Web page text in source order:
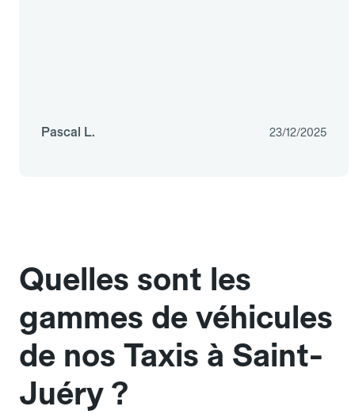
Pascal L. 23/12/2025
Quelles sont les
gammes de véhicules
de nos Taxis à Saint-
Juéry ?